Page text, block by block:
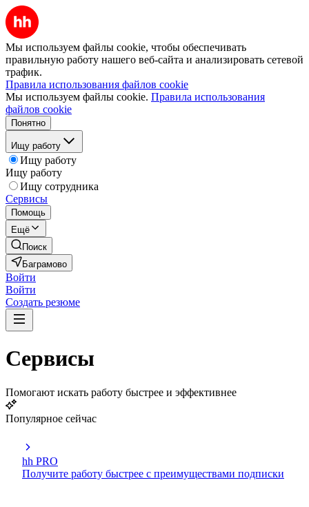
Мы используем файлы cookie, чтобы обеспечивать
правильную работу нашего веб-сайта и анализировать сетевой
трафик.
Правила использования файлов cookie
Мы используем файлы cookie. Правила использования
файлов cookie
Понятно
Ищу работу
Ищу работу
Ищу работу
Ищу сотрудника
Сервисы
Помощь
Ещё
Поиск
Баграмово
Войти
Войти
Создать резюме
Сервисы
Помогают искать работу быстрее и эффективнее
Популярное сейчас
hh PRO
Получите работу быстрее с преимуществами подписки